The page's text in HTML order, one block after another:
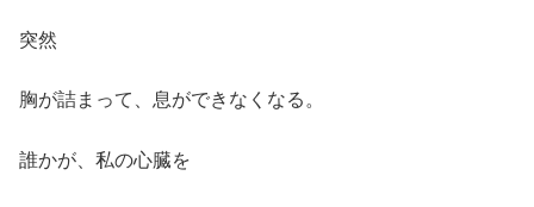
突然
胸が詰まって、息ができなくなる。
誰かが、私の心臓を